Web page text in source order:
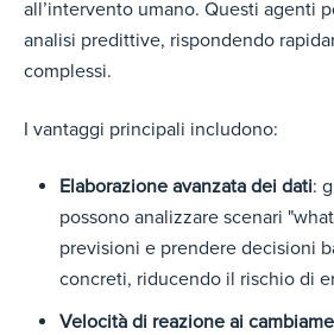
all’intervento umano. Questi agenti
analisi predittive, rispondendo
complessi.
I vantaggi principali includono:
Elaborazione avanzata dei dati:
possono analizzare scenari
previsioni e prendere decisioni
concreti, riducendo il rischio di
Velocità di reazione ai